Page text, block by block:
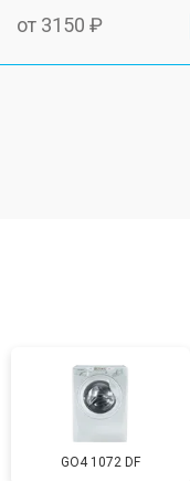
от 3150 ₽
от 3650 ₽
GO4 1072 DF